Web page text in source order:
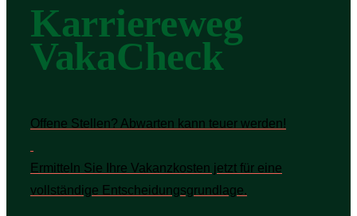
Karriereweg
VakaCheck
Offene Stellen? Abwarten kann teuer werden!
Ermitteln Sie Ihre Vakanzkosten jetzt für eine
vollständige Entscheidungsgrundlage.